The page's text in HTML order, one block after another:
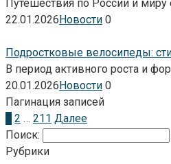
Путешествия по России и
22.01.2026Новости 0
Подростковые велосипеды:
В период активного роста и
20.01.2026Новости 0
Пагинация записей
1 2 … 211 Далее
Поиск:
Рубрики